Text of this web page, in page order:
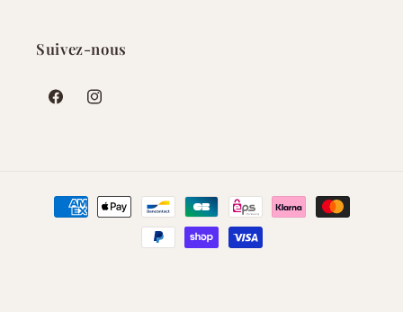
Suivez-nous
FacebookInstagram
Moyens